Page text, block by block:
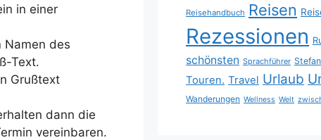
in einer
Namen des
Text.
Grußtext
dann die
vereinbaren.
Reisehandbuch Reisen
Rezessionen
schönsten Sprachführer Stefan
Touren. Travel Urlaub
Wanderungen Wellness Welt